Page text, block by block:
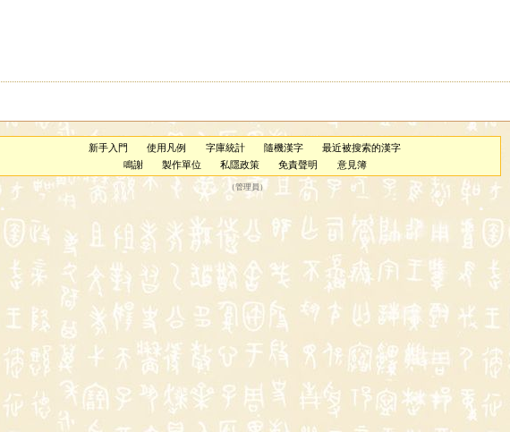
新手入門 使用凡例 字庫統計 隨機漢字
最近被搜索的漢字
鳴謝
製作單位 私隱政策 免責聲明 意見簿
（管理員 ）